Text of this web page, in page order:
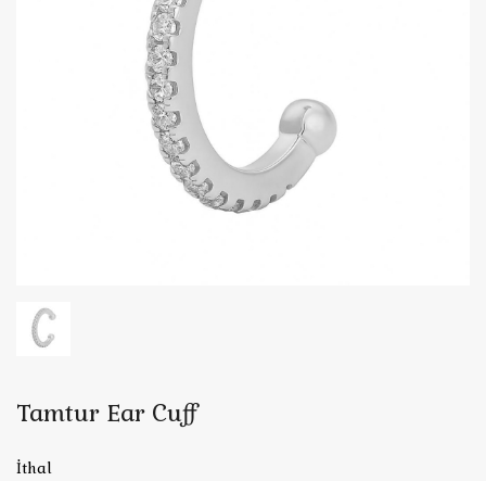
Tamtur Ear Cuff
İthal